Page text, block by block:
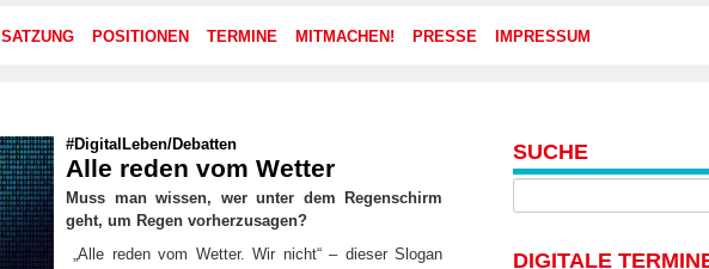
SATZUNG POSITIONEN TERMINE MITMACHEN! PRESSE IMPRESSUM
#DigitalLeben/Debatten
Alle reden vom Wetter
Muss man wissen, wer unter dem Regenschirm
geht, um Regen vorherzusagen?
„Alle reden vom Wetter. Wir nicht“ – dieser Slogan
SUCHE
DIGITALE